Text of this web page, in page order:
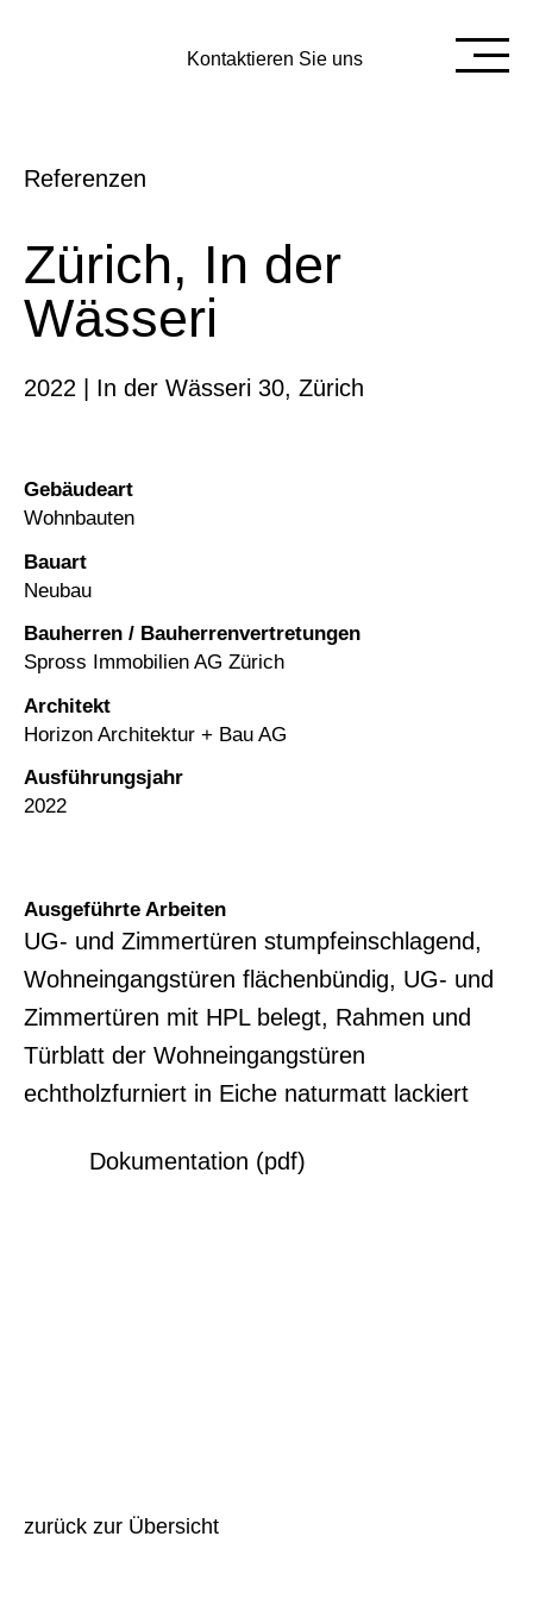
Kontaktieren Sie uns
Referenzen
Zürich, In der
Wässeri
2022 | In der Wässeri 30, Zürich
Gebäudeart
Wohnbauten
Bauart
Neubau
Bauherren / Bauherrenvertretungen
Spross Immobilien AG Zürich
Architekt
Horizon Architektur + Bau AG
Ausführungsjahr
2022
Ausgeführte Arbeiten
UG- und Zimmertüren stumpfeinschlagend,
Wohneingangstüren flächenbündig, UG- und
Zimmertüren mit HPL belegt, Rahmen und
Türblatt der Wohneingangstüren
echtholzfurniert in Eiche naturmatt lackiert
Dokumentation (pdf)
zurück zur Übersicht